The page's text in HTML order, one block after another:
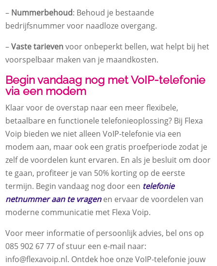
– Nummerbehoud: Behoud je bestaande
bedrijfsnummer voor naadloze overgang.
–Vaste tarievenvoor onbeperkt bellen, wat helpt bij het
voorspelbaar maken van je maandkosten.
Begin vandaag nog met VoIP-telefonie
via een modem
Klaar voor de overstap naar een meer flexibele,
betaalbare en functionele telefonieoplossing? Bij Flexa
Voip bieden we niet alleen VoIP-telefonie via een
modem aan, maar ook een gratis proefperiode zodat je
zelf de voordelen kunt ervaren. En als je besluit om door
te gaan, profiteer je van 50% korting op de eerste
termijn. Begin vandaag nog door een telefonie
netnummer aan te vragenen ervaar de voordelen van
moderne communicatie met Flexa Voip.
Voor meer informatie of persoonlijk advies, bel ons op
085 902 67 77 of stuur een e-mail naar:
info@flexavoip.nl. Ontdek hoe onze VoIP-telefonie jouw